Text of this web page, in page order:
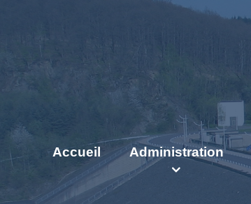
Accueil Administration